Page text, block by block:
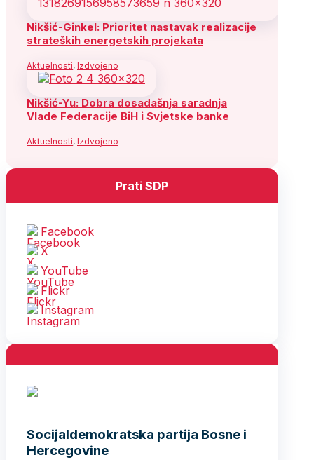
Nikšić-Ginkel: Prioritet nastavak realizacije
strateških energetskih projekata
Aktuelnosti, Izdvojeno
Nikšić-Yu: Dobra dosadašnja saradnja
Vlade Federacije BiH i Svjetske banke
Aktuelnosti, Izdvojeno
Prati SDP
Facebook
X
YouTube
Flickr
Instagram
Socijaldemokratska partija Bosne i
Hercegovine